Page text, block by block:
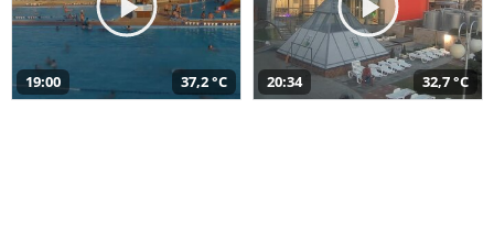
19:00 37,2 °C 20:34 32,7 °C